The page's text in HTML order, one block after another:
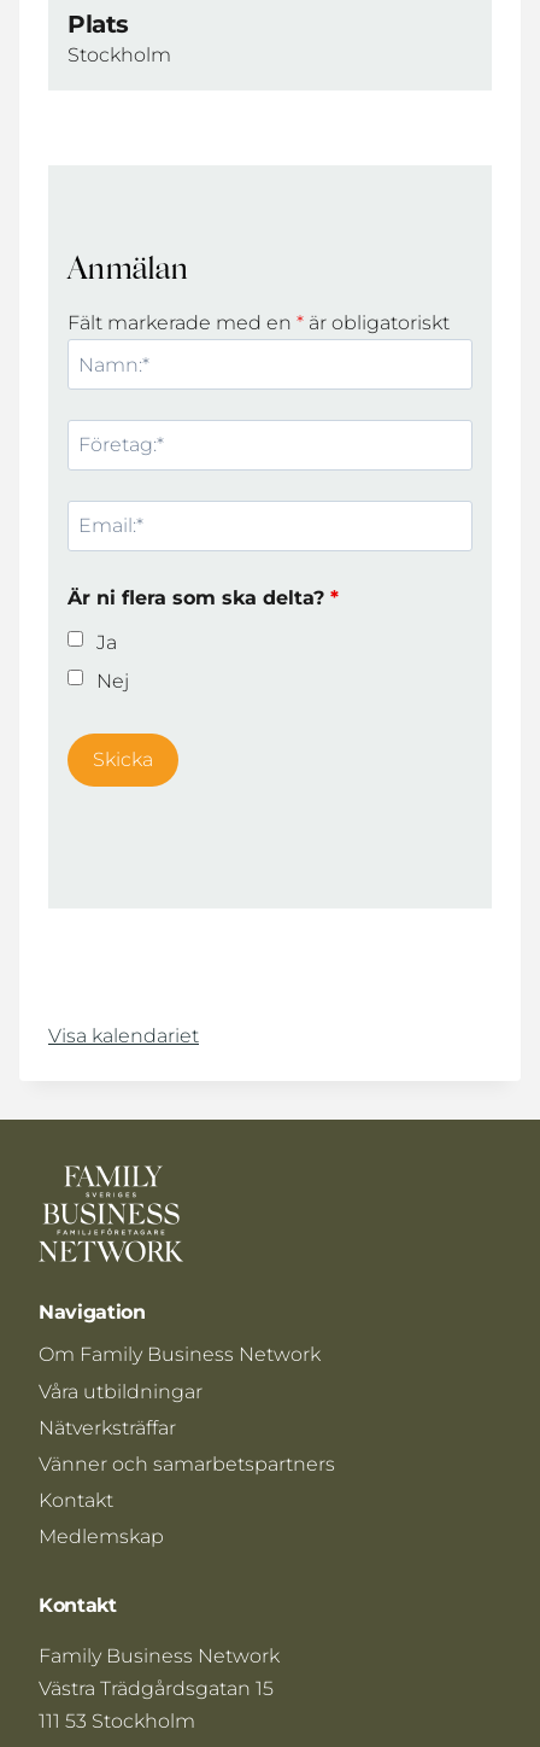
Plats
Stockholm
Anmälan
Fält markerade med en * är obligatoriskt
Är ni flera som ska delta? *
Ja
Nej
Visa kalendariet
Navigation
Om Family Business Network
Våra utbildningar
Nätverksträffar
Vänner och samarbetspartners
Kontakt
Medlemskap
Kontakt
Family Business Network
Västra Trädgårdsgatan 15
111 53 Stockholm